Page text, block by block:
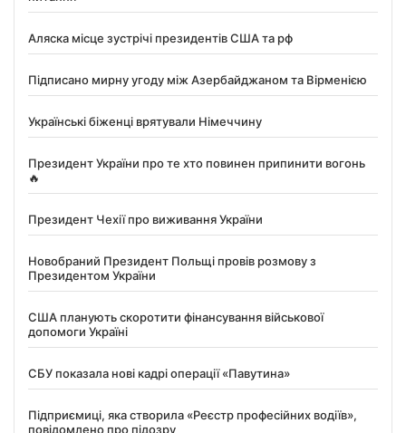
Аляска місце зустрічі президентів США та рф
Підписано мирну угоду між Азербайджаном та Вірменією
Українські біженці врятували Німеччину
Президент України про те хто повинен припинити вогонь
🔥
Президент Чехії про виживання України
Новобраний Президент Польщі провів розмову з
Президентом України
США планують скоротити фінансування військової
допомоги Україні
СБУ показала нові кадрі операції «Павутина»
Підприємиці, яка створила «Реєстр професійних водіїв»,
повідомлено про підозру